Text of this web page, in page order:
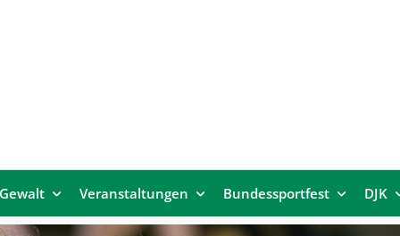
Veranstaltungen Bundessportfest DJK
News